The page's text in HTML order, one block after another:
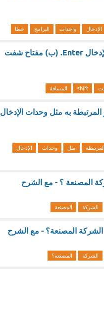
الإدخال واحدات البرامج خطا
الزر الافتراضي للبنة مفتاح () مضغوط هو زر: (أ) مفتاح الإدخال Enter. (ب) مفتاح شفت
shift المسافة
به مثل وحدات الإدخال
المرتبطة مثل وحدات
الإدخال
المصنعة ؟ - مع الشرح
الشركة المصنعة
المصنعة؟ - مع الشرح
الشركة المصنعة؟